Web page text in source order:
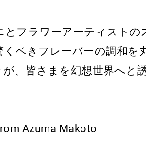
ティック一覧 海外ブ
ログイン
とフラワーアーティストの
くベきフレーバーの調和を
が、皆さまを幻想世界へと
Azuma Makoto